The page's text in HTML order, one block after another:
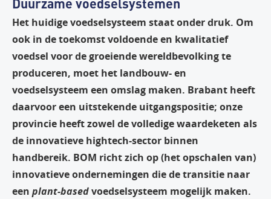
Het huidige voedselsysteem staat onder druk. Om
ook in de toekomst voldoende en kwalitatief
voedsel voor de groeiende wereldbevolking te
produceren, moet het landbouw- en
voedselsysteem een omslag maken. Brabant heeft
daarvoor een uitstekende uitgangspositie; onze
provincie heeft zowel de volledige waardeketen als
de innovatieve hightech-sector binnen
handbereik. BOM richt zich op (het opschalen van)
innovatieve ondernemingen die de transitie naar
een plant-basedvoedselsysteem mogelijk maken.